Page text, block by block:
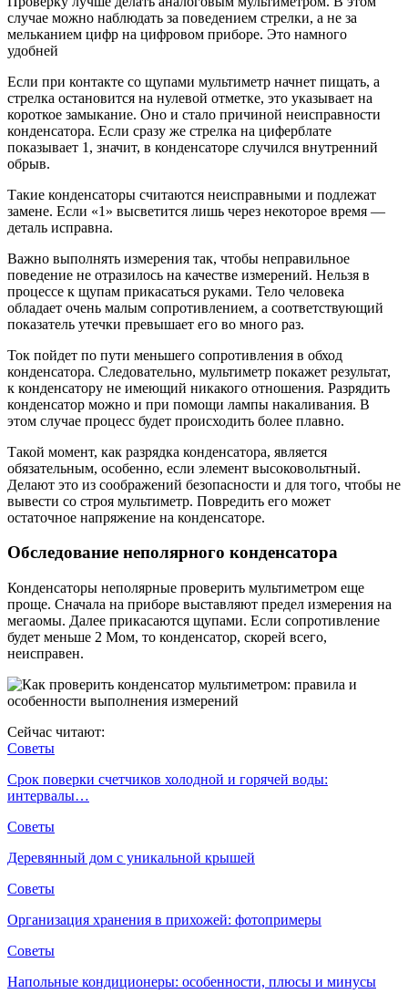
случае можно наблюдать за поведением стрелки, а не за
мельканием цифр на цифровом приборе. Это намного
удобней
Если при контакте со щупами мультиметр начнет пищать, а
стрелка остановится на нулевой отметке, это указывает на
короткое замыкание. Оно и стало причиной неисправности
конденсатора. Если сразу же стрелка на циферблате
показывает 1, значит, в конденсаторе случился внутренний
обрыв.
Такие конденсаторы считаются неисправными и подлежат
замене. Если «1» высветится лишь через некоторое время —
деталь исправна.
Важно выполнять измерения так, чтобы неправильное
поведение не отразилось на качестве измерений. Нельзя в
процессе к щупам прикасаться руками. Тело человека
обладает очень малым сопротивлением, а соответствующий
показатель утечки превышает его во много раз.
Ток пойдет по пути меньшего сопротивления в обход
конденсатора. Следовательно, мультиметр покажет результат,
к конденсатору не имеющий никакого отношения. Разрядить
конденсатор можно и при помощи лампы накаливания. В
этом случае процесс будет происходить более плавно.
Такой момент, как разрядка конденсатора, является
обязательным, особенно, если элемент высоковольтный.
Делают это из соображений безопасности и для того, чтобы не
вывести со строя мультиметр. Повредить его может
остаточное напряжение на конденсаторе.
Обследование неполярного конденсатора
Конденсаторы неполярные проверить мультиметром еще
проще. Сначала на приборе выставляют предел измерения на
мегаомы. Далее прикасаются щупами. Если сопротивление
будет меньше 2 Мом, то конденсатор, скорей всего,
неисправен.
Сейчас читают:
Советы
Срок поверки счетчиков холодной и горячей воды:
интервалы…
Советы
Деревянный дом с уникальной крышей
Советы
Организация хранения в прихожей: фотопримеры
Советы
Напольные кондиционеры: особенности, плюсы и минусы